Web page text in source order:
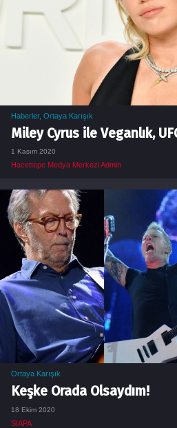
Haberler, Ortaya Karışık
Miley Cyrus ile Veganlık,
1 Kasım 2020
Hacettepe Medya Merkezi Admin
Ortaya Karışık
Keşke Orada Olsaydım!
18 Ekim 2020
SIAPA